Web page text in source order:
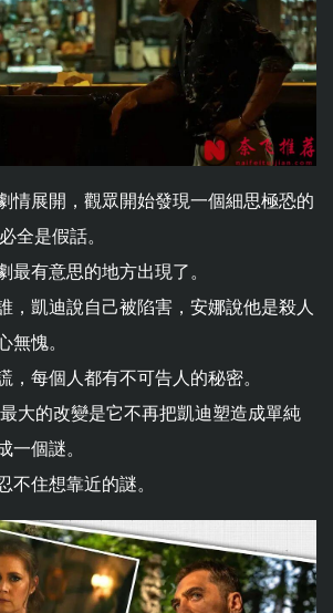
情展開，觀眾開始發現一個細思極恐的
全是假話。
最有意思的地方出現了。
，凱迪說自己被陷害，安娜說他是殺人
無愧。
，每個人都有不可告人的秘密。
大的改變是它不再把凱迪塑造成單純
一個謎。
不住想靠近的謎。